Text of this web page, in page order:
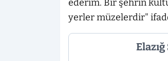
ederim. Bir şehrin
yerler müzelerdir"